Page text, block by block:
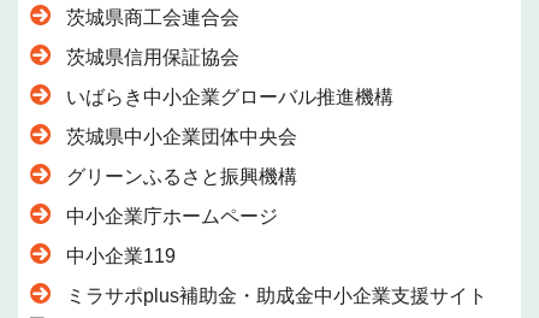
茨城県商工会連合会
茨城県信用保証協会
いばらき中小企業グローバル推進機構
茨城県中小企業団体中央会
グリーンふるさと振興機構
中小企業庁ホームページ
中小企業119
ミラサポplus補助金・助成金中小企業支援サイト